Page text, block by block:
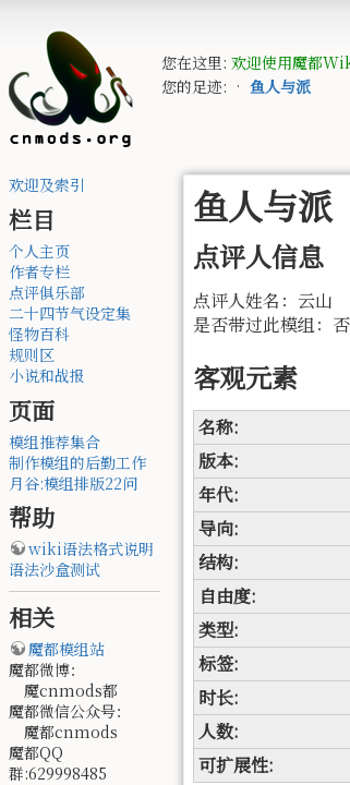
您在这里: 欢迎使用魔都
您的足迹: • 鱼人与派
欢迎及索引
栏目
个人主页
作者专栏
点评俱乐部
二十四节气设定集
怪物百科
规则区
小说和战报
页面
模组推荐集合
制作模组的后勤工作
月谷:模组排版22问
帮助
wiki语法格式说明
语法沙盒测试
相关
魔都模组站
魔都微博：
魔cnmods都
魔都微信公众号：
魔都cnmods
魔都QQ
群:629998485
鱼人与派
点评人信息
点评人姓名：云山
是否带过此模组：否
客观元素
名称:
版本:
年代:
导向:
结构:
自由度:
类型:
标签:
时长:
人数:
可扩展性: